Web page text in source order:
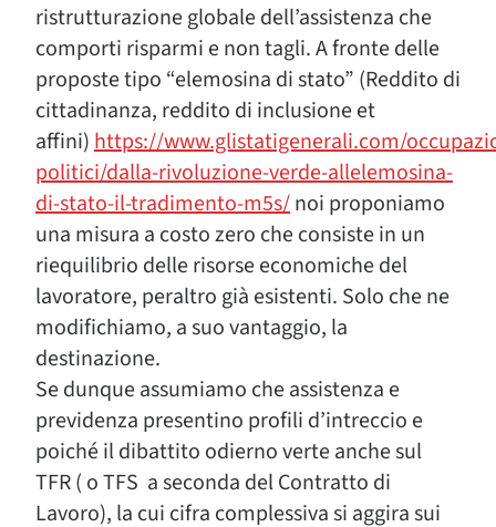
ristrutturazione globale dell’assistenza che
comporti risparmi e non tagli. A fronte delle
proposte tipo “elemosina di stato” (Reddito di
cittadinanza, reddito di inclusione et
affini)https://www.glistatigenerali.com/
politici/dalla-rivoluzione-verde-allelemosina-
di-stato-il-tradimento-m5s/noi proponiamo
una misura a costo zero che consiste in un
riequilibrio delle risorse economiche del
lavoratore, peraltro già esistenti. Solo che ne
modifichiamo, a suo vantaggio, la
destinazione.
Se dunque assumiamo che assistenza e
previdenza presentino profili d’intreccio e
poiché il dibattito odierno verte anche sul
TFR ( o TFS a seconda del Contratto di
Lavoro), la cui cifra complessiva si aggira sui